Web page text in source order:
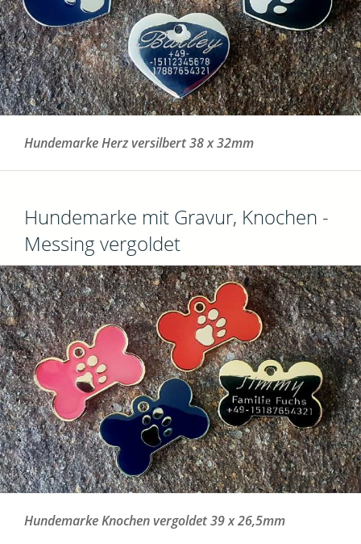
Hundemarke Herz versilbert 38 x 32mm
Hundemarke mit Gravur, Knochen -
Messing vergoldet
Hundemarke Knochen vergoldet 39 x 26,5mm